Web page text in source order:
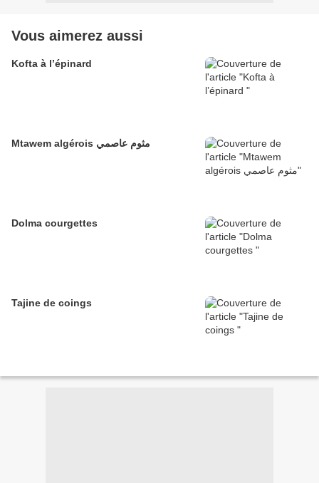
Vous aimerez aussi
Kofta à l’épinard
Mtawem algérois مثوم عاصمي
Dolma courgettes
Tajine de coings